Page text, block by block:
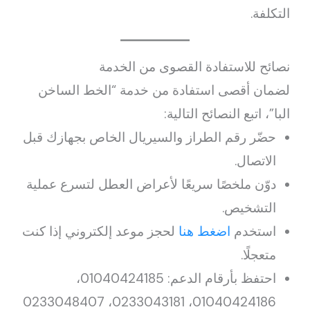
التكلفة.
نصائح للاستفادة القصوى من الخدمة
لضمان أقصى استفادة من خدمة “الخط الساخن
البا”، اتبع النصائح التالية:
حضّر رقم الطراز والسيريال الخاص بجهازك قبل
الاتصال.
دوّن ملخصًا سريعًا لأعراض العطل لتسرع عملية
التشخيص.
استخدم اضغط هنا لحجز موعد إلكتروني إذا كنت
متعجلًا.
احتفظ بأرقام الدعم: 01040424185،
01040424186، 0233043181، 0233048407